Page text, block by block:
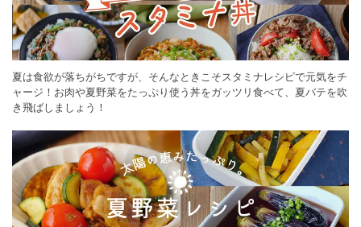
夏は食欲が落ちがちですが、そんなときこそスタミナレシピで元気をチ
ャージ！お肉や夏野菜をたっぷり使う丼をガッツリ食べて、夏バテを吹
き飛ばしましょう！